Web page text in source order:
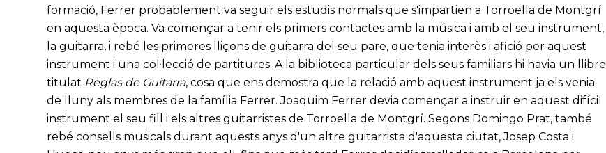
formació, Ferrer probablement va seguir els estudis normals que s'impartien a Torroella de Montgrí
en aquesta època. Va començar a tenir els primers contactes amb la música i amb el seu instrument,
la guitarra, i rebé les primeres lliçons de guitarra del seu pare, que tenia interès i afició per aquest
instrument i una col·lecció de partitures. A la biblioteca particular dels seus familiars hi havia un llibre
titulat Reglas de Guitarra, cosa que ens demostra que la relació amb aquest instrument ja els venia
de lluny als membres de la família Ferrer. Joaquim Ferrer devia començar a instruir en aquest difícil
instrument el seu fill i els altres guitarristes de Torroella de Montgrí. Segons Domingo Prat, també
rebé consells musicals durant aquests anys d'un altre guitarrista d'aquesta ciutat, Josep Costa i